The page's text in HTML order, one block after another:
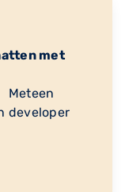
met
Meteen
developer